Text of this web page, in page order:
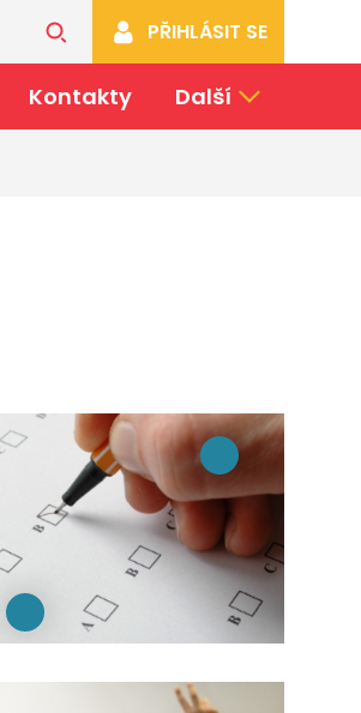
PŘIHLÁSIT SE
Kontakty Další